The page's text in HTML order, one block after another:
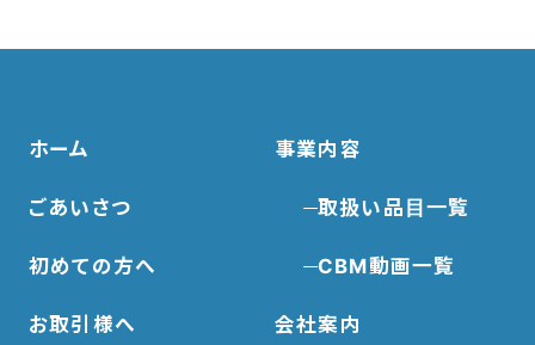
ホーム 事業内容
取扱い品目一覧
CBM動画一覧
ごあいさつ
会社案内
初めての方へ
お取引様へ